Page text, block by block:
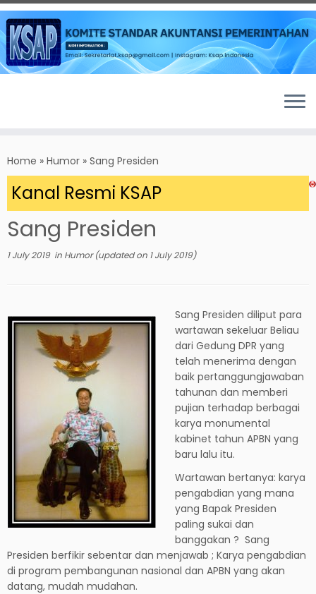
to
content
Home » Humor » Sang Presiden
Resmi KSAP
Sang Presiden
1 July 2019in Humor(updated on 1 July 2019)
Sang Presiden diliput para
wartawan sekeluar Beliau
dari Gedung DPR yang
telah menerima dengan
baik pertanggungjawaban
tahunan dan memberi
pujian terhadap berbagai
karya monumental
kabinet tahun APBN yang
baru lalu itu.
Wartawan bertanya: karya
pengabdian yang mana
yang Bapak Presiden
paling sukai dan
banggakan ? Sang
Presiden berfikir sebentar dan menjawab ; Karya pengabdian
di program pembangunan nasional dan APBN yang akan
datang, mudah mudahan.